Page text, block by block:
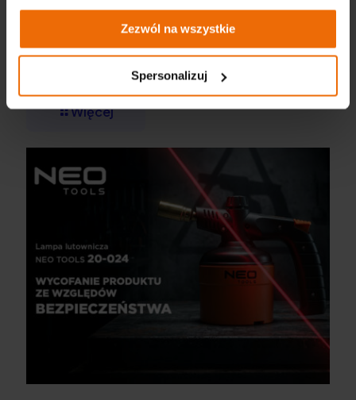
Zezwól na wszystkie
Spersonalizuj
Jak dobrać taśmę do pracy? Praktyczny poradnik i przegląd
Więcej